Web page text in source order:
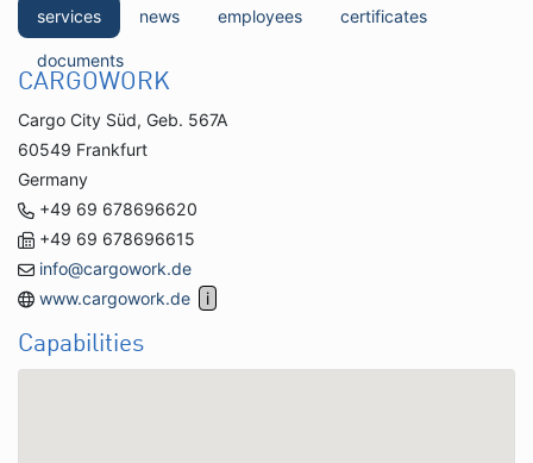
services news employees certificates
documents
CARGOWORK
Cargo City Süd, Geb. 567A
60549 Frankfurt
Germany
+49 69 678696620
+49 69 678696615
info@cargowork.de
www.cargowork.de
Capabilities